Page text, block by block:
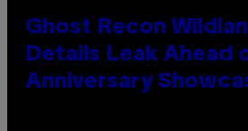
Ghost Recon
Details Leak Ahead
Anniversary